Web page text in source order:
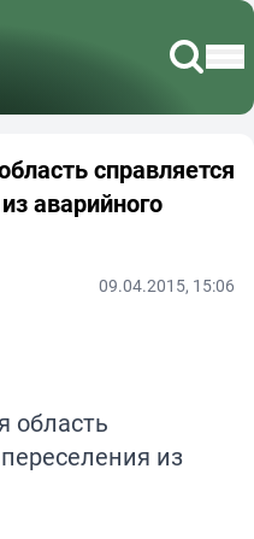
справляется
аварийного
09.04.2015, 15:06